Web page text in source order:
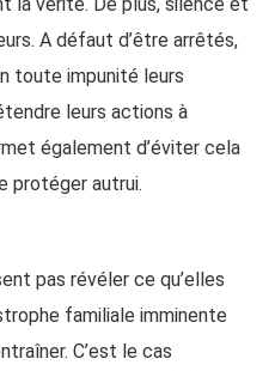
A défaut d’être arrêtés,
toute impunité leurs
leurs actions à
également d’éviter cela
protéger autrui.
pas révéler ce qu’elles
familiale imminente
C’est le cas